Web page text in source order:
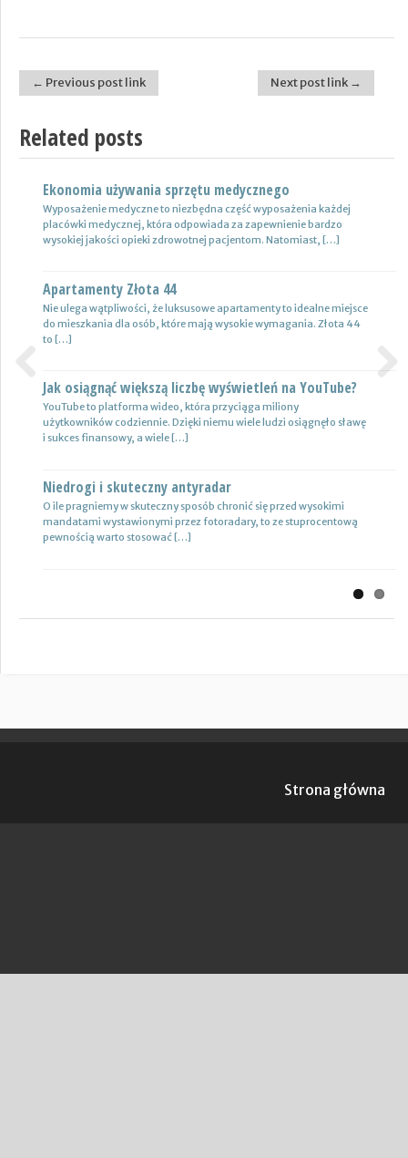
Post navigation
← Previous post link Next post link →
Related posts
Ekonomia używania sprzętu medycznego
Wyposażenie medyczne to niezbędna część wyposażenia każdej
placówki medycznej, która odpowiada za zapewnienie bardzo
wysokiej jakości opieki zdrowotnej pacjentom. Natomiast, […]
Apartamenty Złota 44
Nie ulega wątpliwości, że luksusowe apartamenty to idealne miejsce
do mieszkania dla osób, które mają wysokie wymagania. Złota 44
to […]
Jak osiągnąć większą liczbę wyświetleń na YouTube?
YouTube to platforma wideo, która przyciąga miliony
użytkowników codziennie. Dzięki niemu wiele ludzi osiągnęło sławę
i sukces finansowy, a wiele […]
Niedrogi i skuteczny antyradar
O ile pragniemy w skuteczny sposób chronić się przed wysokimi
mandatami wystawionymi przez fotoradary, to ze stuprocentową
pewnością warto stosować […]
Nowoczesne lampy
Nie ulega wątpliwości, że do pojazdów powinno być dobrane
oświetlenie wysokiej jakości, które zapewni wysoki poziom
bezpieczeństwa oraz podniesie komfort […]
Wynajem samochodów i naczep – usługi
Z całą pewnością firmy transportowe spedycyjne czy także
logistyczne potrzebują przede wszystkim nowoczesnej floty aut,
które są gotowe do pracy. […]
Certyfikat uprawnień w branży budowlanej
Uprawnienia w biznesie budowlanej dotyczą różnych specjalności.
Jest to specjalność architektoniczna, niemniej jednak również
konstrukcyjno-budowlana, inżynieryjna oraz instalacyjna. Warto
Drewutnia z palet na działkę
Wiele osób zastanawia się, jaki rodzaj drewutni ogrodowej sprawdzi
się najlepiej w sytuacji bezpiecznego przechowywania na przykład
Previous
Strona główna